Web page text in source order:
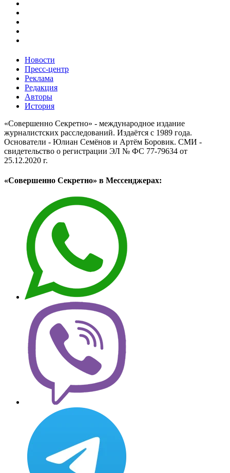
Новости
Пресс-центр
Реклама
Редакция
Авторы
История
«Совершенно Секретно» - международное издание
журналистских расследований. Издаётся с 1989 года.
Основатели - Юлиан Семёнов и Артём Боровик. CМИ -
свидетельство о регистрации ЭЛ № ФС 77-79634 от
25.12.2020 г.
«Совершенно Секретно» в Мессенджерах: